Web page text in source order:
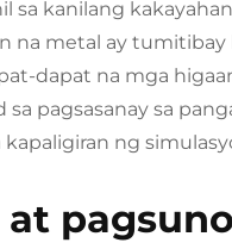
sa kanilang
na metal ay
dapat na mga
pagsasanay sa
ng